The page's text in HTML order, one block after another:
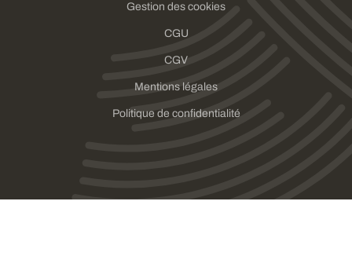
Gestion des cookies
CGU
CGV
Mentions légales
Politique de confidentialité